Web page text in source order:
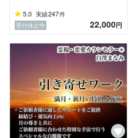
5.0 実績247件
受付休止中
22,000円